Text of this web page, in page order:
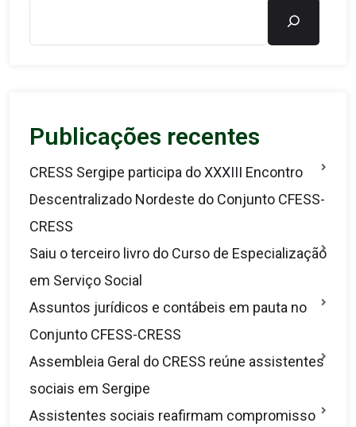
Publicações recentes
CRESS Sergipe participa do XXXIII Encontro
Descentralizado Nordeste do Conjunto CFESS-
CRESS
Saiu o terceiro livro do Curso de Especialização
em Serviço Social
Assuntos jurídicos e contábeis em pauta no
Conjunto CFESS-CRESS
Assembleia Geral do CRESS reúne assistentes
sociais em Sergipe
Assistentes sociais reafirmam compromisso